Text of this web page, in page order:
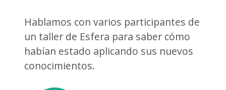
Hablamos con varios participantes de
un taller de Esfera para saber cómo
habían estado aplicando sus nuevos
conocimientos.